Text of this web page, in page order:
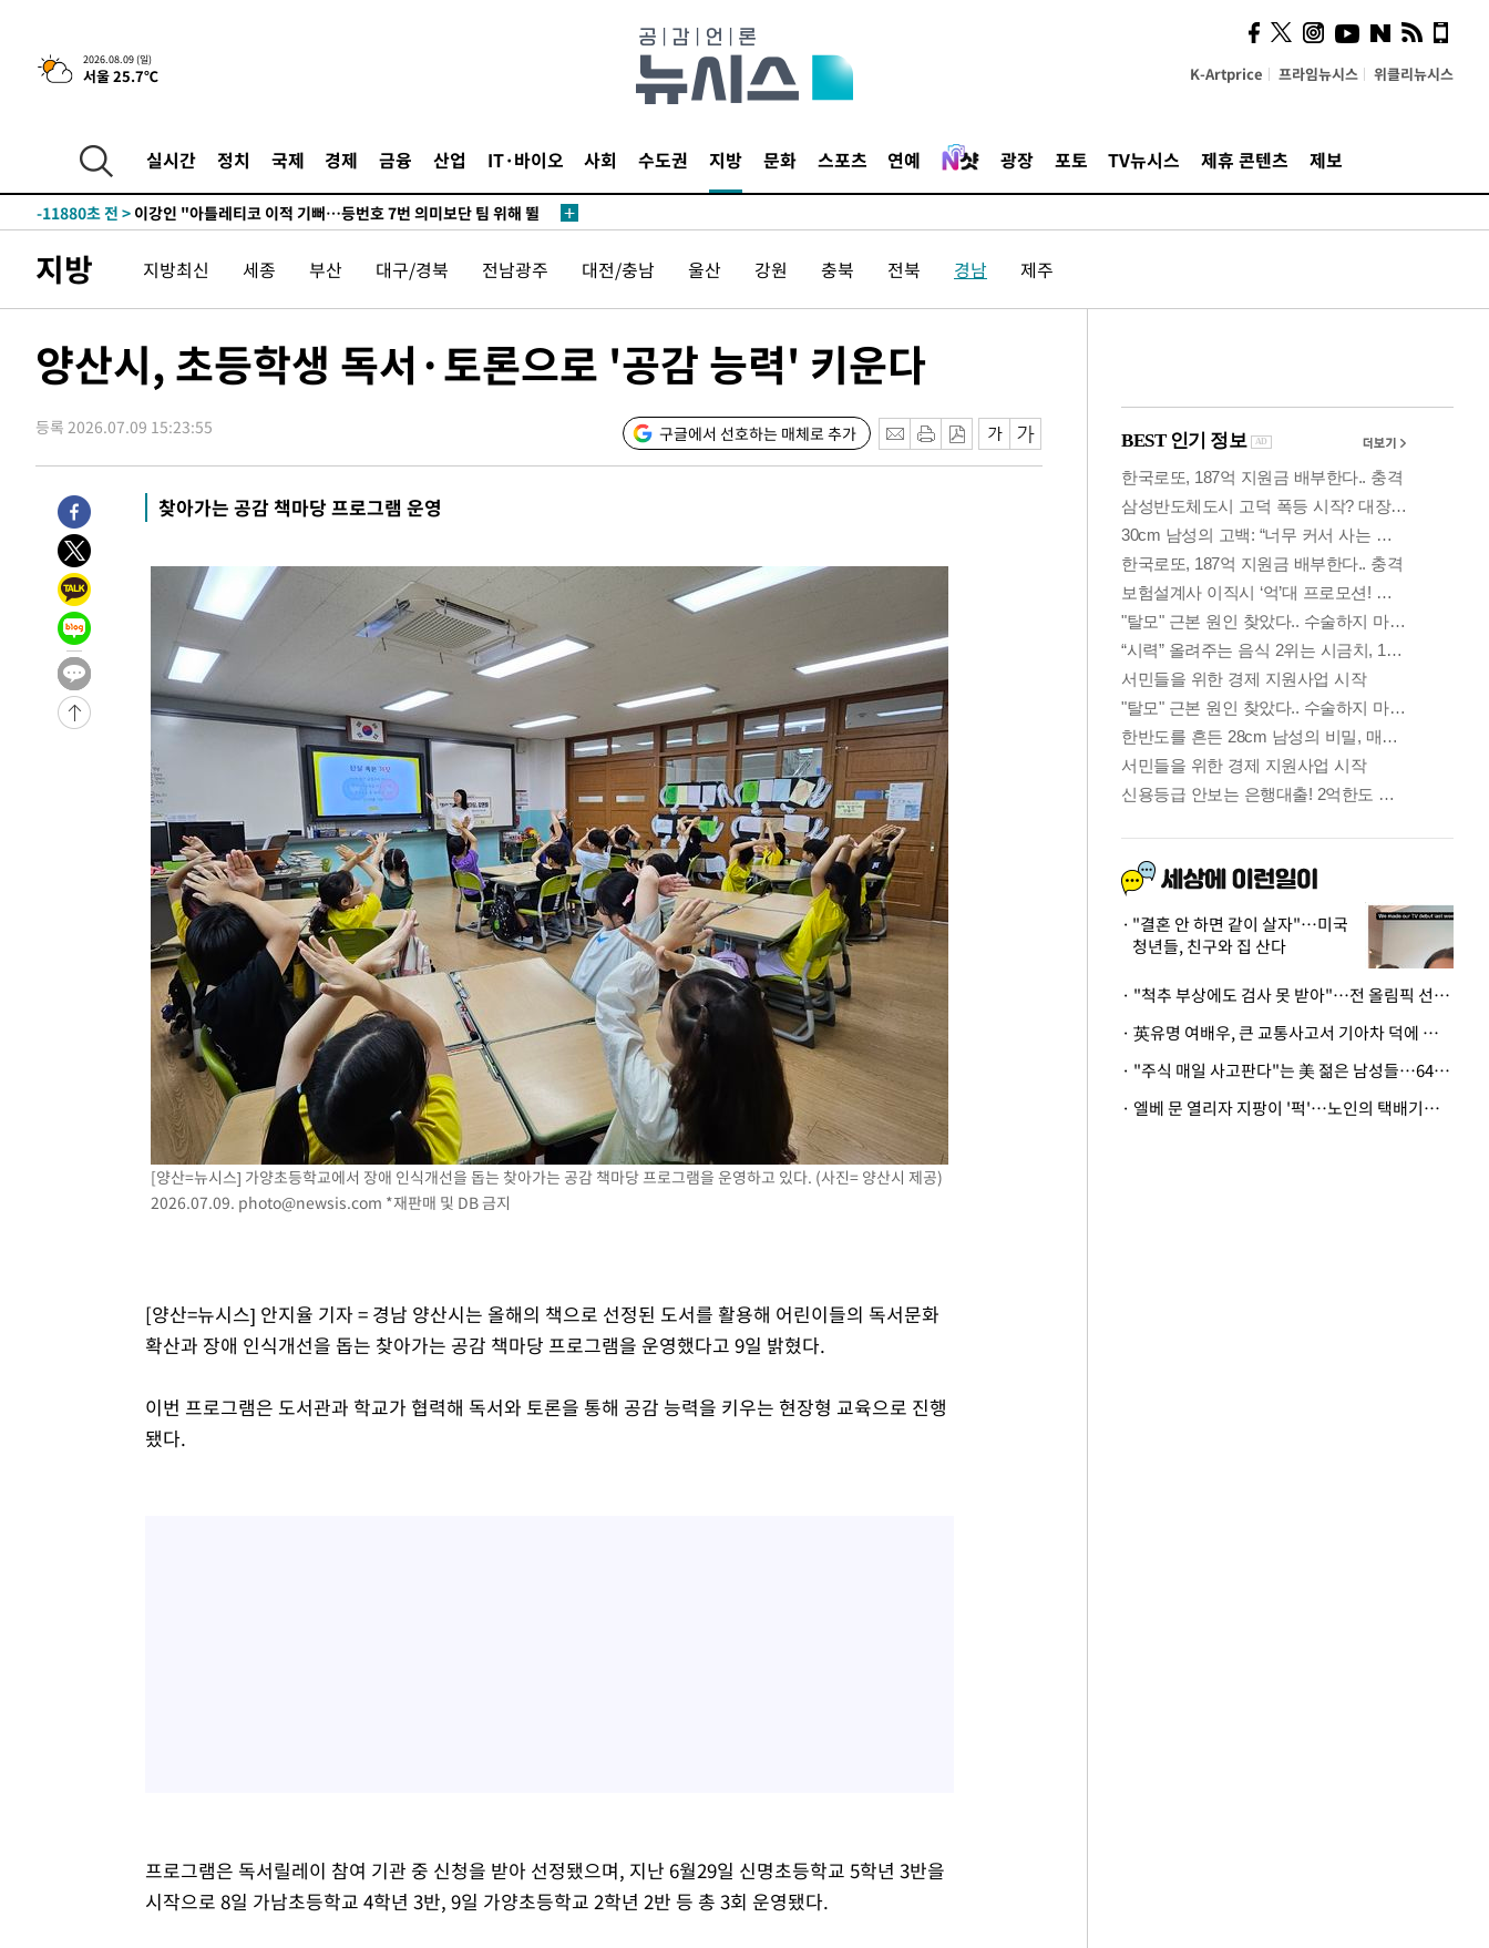
2026.08.09 (일)
서울 25.7℃ K-Artprice 프라임뉴시스 위클리뉴시스
실시간 정치 국제 경제 금융 산업 IT·바이오 사회 수도권 지방 문화 스포츠 연예 광장 포토 TV뉴시스 제휴 콘텐츠 제보
10시간 전 >[속보]뉴욕증시 상승 마감…S&P 0.6% 나스닥 1.3%↑
-22064초 전 >이란 "호르무즈 재개방 합의 근접…美 배상 선행돼야"
한민수·김용 순
-13064초 전 >
[속보]김민석, 與 전대 당원투표 누적 득표율 45.42%로 1위… 정
청래 44.56%
-12346초 전 >
42.08%·宋 10.17%
-11880초 전 > 이강인 "아틀레티코 이적 기뻐…등번호 7번 의미보단 팀 위해 뛸
-5589초 전 >
낮 최고 35도 '무더위'…동해안 시간당 30㎜ '강한 비'[내일날씨]
-4859초 전 >[속보]이강인 "감독님이 원하는 마음 느꼈고, 많은 트로피 원해 아틀
-3610초 전 >온열질환 사망자 3명 늘어…누적 환자 3000명 돌파
1시간 전 >백운산서 80년근 천종산삼 9뿌리 발견…감정가 1.3억원
2시간 전 >선재도서 해루질 나섰다 실종 60대, 닷새 만에 숨진 채 발견
3시간 전 >
남자 농구, 나고야 아시안게임서 '홈팀' 일본과 한일전
3시간 전 >
여수 오동도 해상서 모터보트 전복…1명 사망·1명 실종
4시간 전 >
날씨]
5시간 전 >
축구협회 "압수수색·성접대 논란 사과…쇄신의 기회로 삼겠다"
5시간 전 >
[속보]'압수수색·성접대 논란' 축구협회 "실망과 걱정 안겨드려 죄송"
8시간 전 >
'최고 37도' 폭염 지속…강원동해안 최대 150㎜ 비
10시간 전 >
[속보]뉴욕증시 상승 마감…S&P 0.6% 나스닥 1.3%↑
-22064초 전 >
이란 "호르무즈 재개방 합의 근접…美 배상 선행돼야"
[속보]與최고위원 제주·인천 순회경선…박선원·최민희·서미화·
[속보]김민석, 與 전대 당원투표 누적 득표율 45.42%로 1위… 정
[속보]與 대표 경선 제주·인천 당원투표…金 47.75%·鄭
42.08%·宋 10.17%이강인 "아틀레티코 이적 기뻐…등번호 7번 의미보단 팀 위해 뛸
[속보]與 당대표 경선, 제주·인천 권리당원 투표 김민석 승리
낮 최고 35도 '무더위'…동해안 시간당 30㎜ '강한 비'[내일날씨]
[속보]이강인 "감독님이 원하는 마음 느꼈고, 많은 트로피 원해 아틀
수도권 40도 육박 '펄펄'…동해안 일부 지역엔 호의주의보
온열질환 사망자 3명 늘어…누적 환자 3000명 돌파
강릉에 시간당 81.4㎜ 물폭탄…도로 잠기고 담벼락 붕괴
백운산서 80년근 천종산삼 9뿌리 발견…감정가 1.3억원
선재도서 해루질 나섰다 실종 60대, 닷새 만에 숨진 채 발견
남자 농구, 나고야 아시안게임서 '홈팀' 일본과 한일전
여수 오동도 해상서 모터보트 전복…1명 사망·1명 실종
극한폭염 한풀 꺾이지만…'낮 최고 35도' 무더위, 열대야 계속[다음주
축구협회 "압수수색·성접대 논란 사과…쇄신의 기회로 삼겠다"
지방 지방최신 세종 부산 대구/경북 전남광주 대전/충남 울산 강원 충북 전북 경남 제주
양산시, 초등학생 독서·토론으로 '공감 능력' 키운다
등록 2026.07.09 15:23:55 구글에서 선호하는 매체로 추가
찾아가는 공감 책마당 프로그램 운영
[양산=뉴시스] 가양초등학교에서 장애 인식개선을 돕는 찾아가는 공감 책마당 프로그램을 운영하고 있다. (사진= 양산시 제공)
2026.07.09. photo@newsis.com *재판매 및 DB 금지
[양산=뉴시스] 안지율 기자 = 경남 양산시는 올해의 책으로 선정된 도서를 활용해 어린이들의 독서문화
확산과 장애 인식개선을 돕는 찾아가는 공감 책마당 프로그램을 운영했다고 9일 밝혔다.
이번 프로그램은 도서관과 학교가 협력해 독서와 토론을 통해 공감 능력을 키우는 현장형 교육으로 진행
됐다.
프로그램은 독서릴레이 참여 기관 중 신청을 받아 선정됐으며, 지난 6월29일 신명초등학교 5학년 3반을
시작으로 8일 가남초등학교 4학년 3반, 9일 가양초등학교 2학년 2반 등 총 3회 운영됐다.
사이 해답 찾았죠"…알을
깨고 나온 '초자아'
"결혼 안 하면 같이 살자"…미국
청년들, 친구와 집 산다
· "척추 부상에도 검사 못 받아"…전 올림픽 선수, 美봅슬레이협회 상대 소송
· 英유명 여배우, 큰 교통사고서 기아차 덕에 살았다
· "주식 매일 사고판다"는 美 젊은 남성들…64%가 "나는 인생의 패배자“
· 엘베 문 열리자 지팡이 '퍽'…노인의 택배기사 폭행 이유